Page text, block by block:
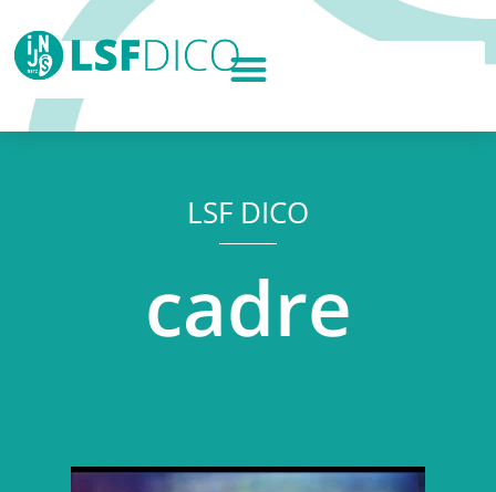
LSF DICO
cadre
Lecteur